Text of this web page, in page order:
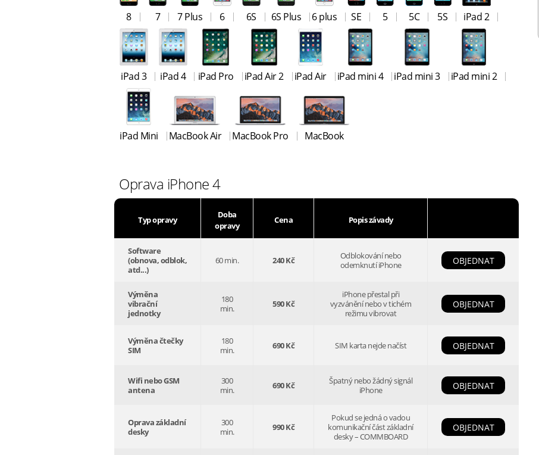
8 7 7 Plus 6 6S 6S Plus 6 plus SE 5 5C 5S iPad 2
iPad 3 iPad 4 iPad Pro iPad Air 2 iPad Air iPad mini 4 iPad mini 3 iPad mini 2
iPad Mini MacBook Air MacBook Pro MacBook
Oprava iPhone 4
Typ opravy
Doba
opravy
Cena Popis závady
Software
(obnova, odblok,
atd...)
60 min. 240 Kč
Odblokování nebo
odemknutí iPhone
OBJEDNAT
Výměna
vibrační
jednotky
180
min.
590 Kč
iPhone přestal při
vyzvánění nebo v tichém
režimu vibrovat
OBJEDNAT
Výměna čtečky
SIM
180
min.
690 Kč SIM karta nejde načíst OBJEDNAT
Wifi nebo GSM
antena
300
min.
690 Kč
Špatný nebo žádný signál
iPhone
OBJEDNAT
Oprava základní
desky
300
min.
990 Kč
Pokud se jedná o vadou
komunikační část základní
desky – COMMBOARD
OBJEDNAT